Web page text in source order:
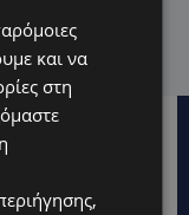
στην
και μεγάλη
και να
στη